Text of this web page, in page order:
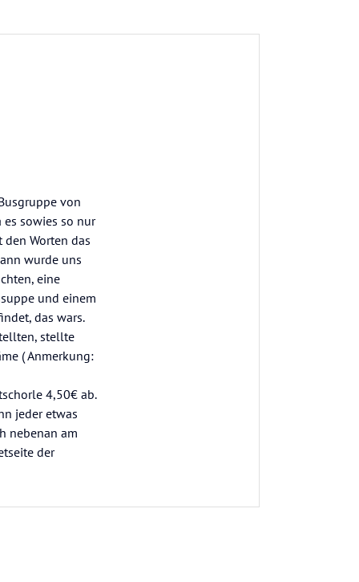
von
sowies so nur
Worten das
wurde uns
eine
und einem
das wars.
stellte
( Anmerkung:
4,50€ ab.
jeder etwas
nebenan am
der